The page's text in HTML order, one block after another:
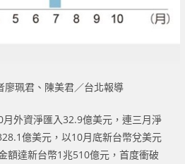
珮君、陳美君／台北報導
外資淨匯入32.9億美元，連三月淨
億美元，以10月底新台幣兌美元
額達新台幣1兆510億元，首度衝破